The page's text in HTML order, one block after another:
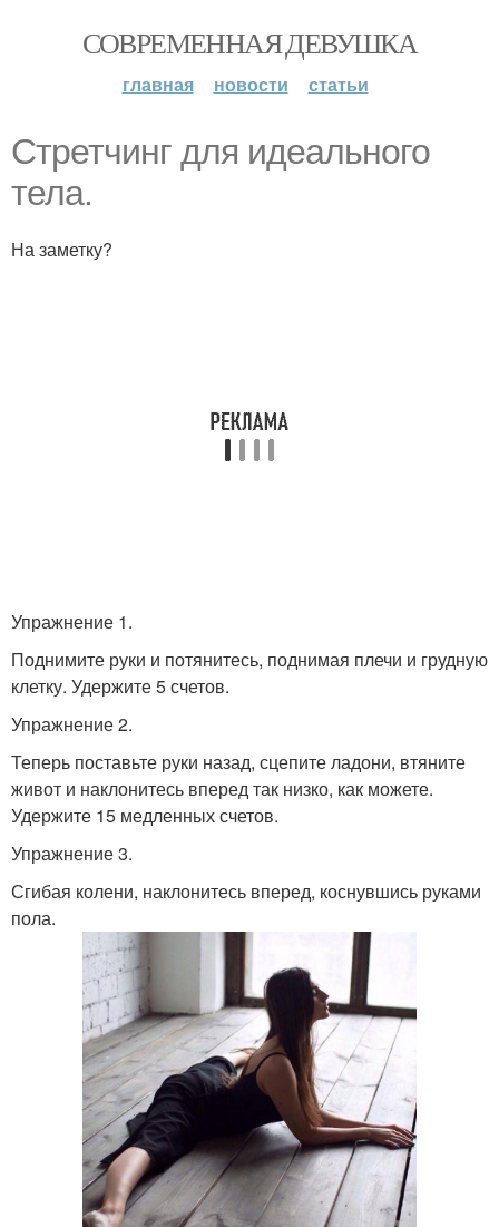
СОВРЕМЕННАЯ ДЕВУШКА
главная новости статьи
Стретчинг для идеального
тела.
На заметку?
Упражнение 1.
Поднимите руки и потянитесь, поднимая плечи и грудную
клетку. Удержите 5 счетов.
Упражнение 2.
Теперь поставьте руки назад, сцепите ладони, втяните
живот и наклонитесь вперед так низко, как можете.
Удержите 15 медленных счетов.
Упражнение 3.
Сгибая колени, наклонитесь вперед, коснувшись руками
пола.